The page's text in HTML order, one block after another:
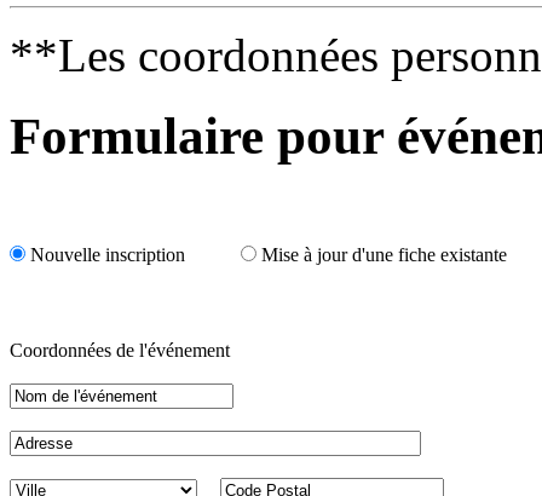
**Les coordonnées
Formulaire pour
Nouvelle inscription Mise à jour d'une fiche existante
Coordonnées de l'événement